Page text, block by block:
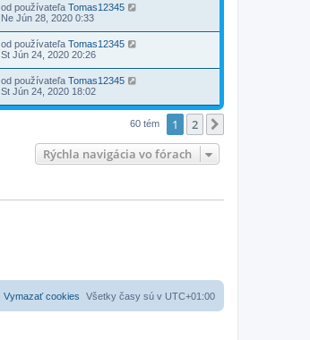
od používateľa Tomas12345
Ne Jún 28, 2020 0:33
od používateľa Tomas12345
St Jún 24, 2020 20:26
od používateľa Tomas12345
St Jún 24, 2020 18:02
60 tém 1 2
Rýchla navigácia vo fórach
Všetky časy sú v UTC+01:00
Vymazať cookies